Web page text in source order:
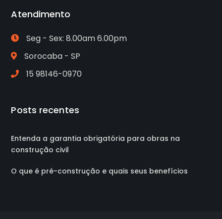
Atendimento
Seg - Sex: 8.00am 6.00pm
Sorocaba - SP
15 98146-0970
Posts recentes
Entenda a garantia obrigatória para obras na
construção civil
O que é pré-construção e quais seus benefícios